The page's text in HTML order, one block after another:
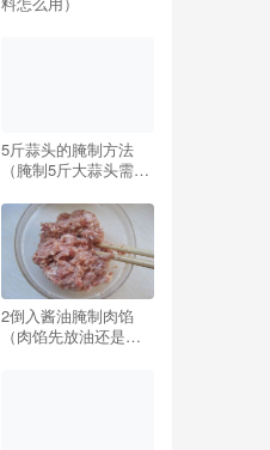
5斤蒜头的腌制方法
（腌制5斤大蒜头需要
2倒入酱油腌制肉馅
（肉馅先放油还是先